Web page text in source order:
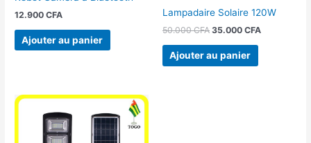
12.900CFA
Ajouter au panier
Lampadaire Solaire 120W
50.000CFA 35.000 CFA
Ajouter au panier